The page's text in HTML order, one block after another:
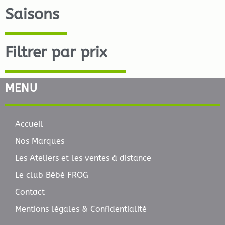
Saisons
Filtrer par prix
MENU
Accueil
Nos Marques
Les Ateliers et les ventes à distance
Le club Bébé FROG
Contact
Mentions légales & Confidentialité